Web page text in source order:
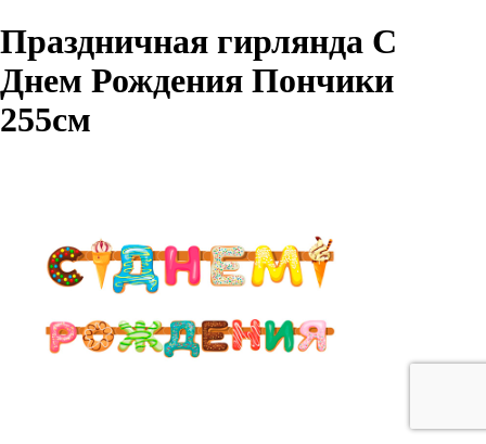
Праздничная гирлянда С
Днем Рождения Пончики
255см